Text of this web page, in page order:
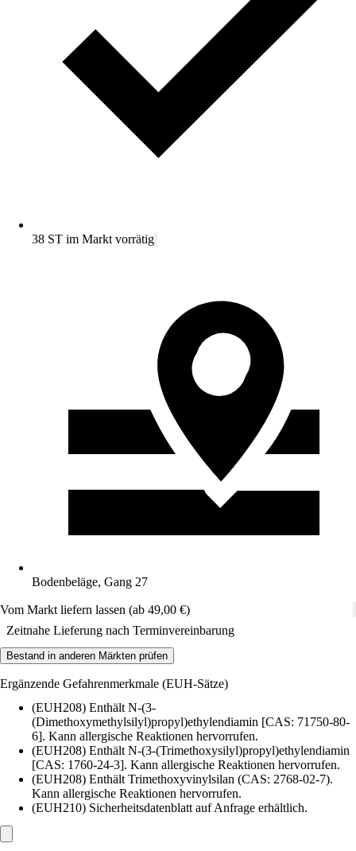
38 ST im Markt vorrätig
Bodenbeläge, Gang 27
Vom Markt liefern lassen (ab 49,00 €)
Zeitnahe Lieferung nach Terminvereinbarung
Bestand in anderen Märkten prüfen
Ergänzende Gefahrenmerkmale (EUH-Sätze)
(EUH208) Enthält N-(3-
(Dimethoxymethylsilyl)propyl)ethylendiamin [CAS: 71750-80-
6]. Kann allergische Reaktionen hervorrufen.
(EUH208) Enthält N-(3-(Trimethoxysilyl)propyl)ethylendiamin
[CAS: 1760-24-3]. Kann allergische Reaktionen hervorrufen.
(EUH208) Enthält Trimethoxyvinylsilan (CAS: 2768-02-7).
Kann allergische Reaktionen hervorrufen.
(EUH210) Sicherheitsdatenblatt auf Anfrage erhältlich.